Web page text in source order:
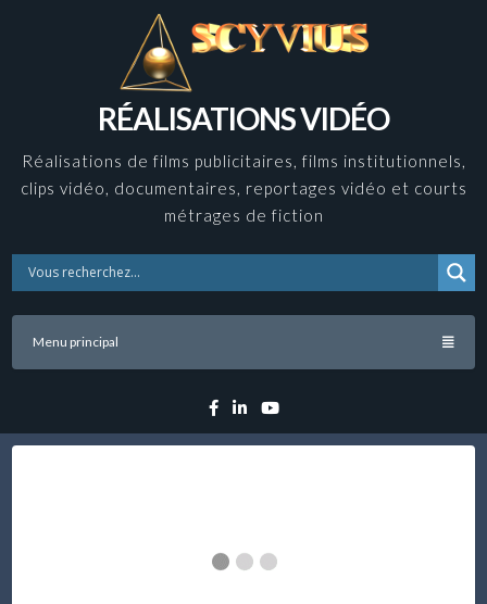
RÉALISATIONS VIDÉO
Réalisations de films publicitaires, films institutionnels,
clips vidéo, documentaires, reportages vidéo et courts
métrages de fiction
Menu principal
Facebook
LinkedinYouTube